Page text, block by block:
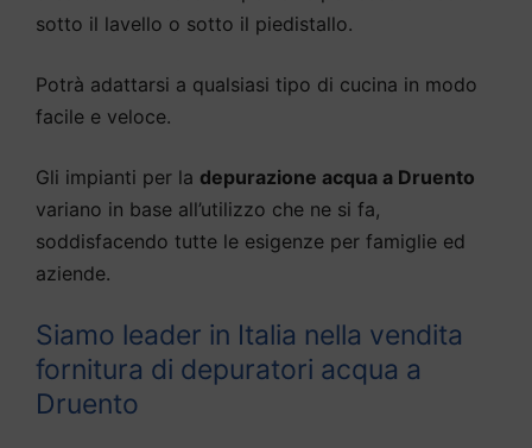
sotto il lavello o sotto il piedistallo.
Potrà adattarsi a qualsiasi tipo di cucina in modo
facile e veloce.
Gli impianti per la depurazione acqua a Druento
variano in base all’utilizzo che ne si fa,
soddisfacendo tutte le esigenze per famiglie ed
aziende.
Siamo leader in Italia nella vendita
fornitura di depuratori acqua a
Druento